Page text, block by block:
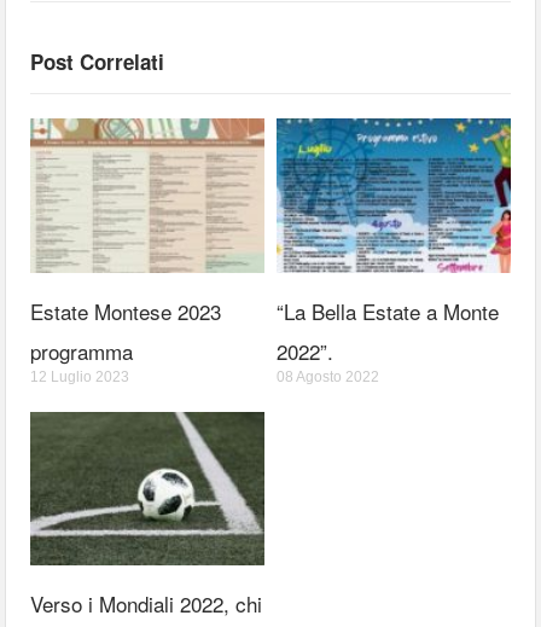
Post Correlati
Estate Montese 2023
programma
12 Luglio 2023
“La Bella Estate a Monte
2022”.
08 Agosto 2022
Verso i Mondiali 2022, chi